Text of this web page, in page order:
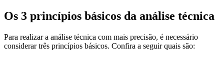
Os 3 princípios básicos da análise técnica
Para realizar a análise técnica com mais precisão, é necessário
considerar três princípios básicos. Confira a seguir quais são: